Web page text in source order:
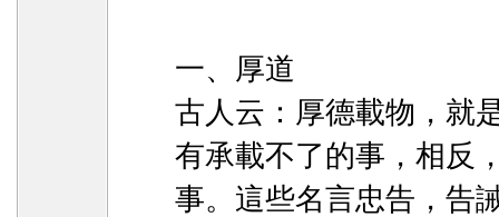
一、厚道
古人云：厚德載物，就
有承載不了的事，相反
事。這些名言忠告，告